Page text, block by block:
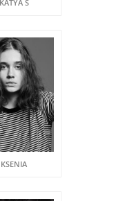
KATYA S
KSENIA